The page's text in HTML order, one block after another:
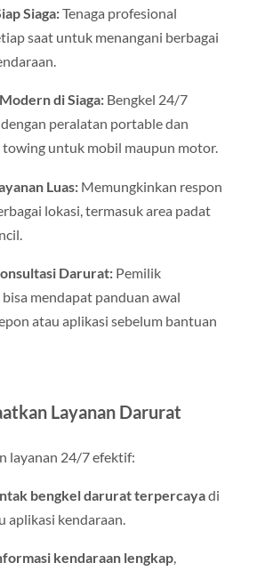
Siaga:Tenaga profesional
saat untuk menangani berbagai
di Siaga:Bengkel 24/7
peralatan portable dan
towing untuk mobil maupun motor.
Luas:Memungkinkan respon
lokasi, termasuk area padat
Darurat:Pemilik
mendapat panduan awal
atau aplikasi sebelum bantuan
Layanan Darurat
layanan 24/7 efektif:
bengkel darurat terpercayadi
aplikasi kendaraan.
kendaraan lengkap,